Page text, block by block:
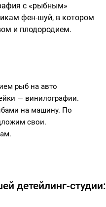
с «рыбным»
фен-шуй, в котором
и плодородием.
рыб на авто
— винилографии.
на машину. По
свои.
детейлинг-студии: